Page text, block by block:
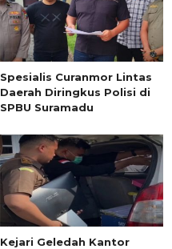
Spesialis Curanmor Lintas
Daerah Diringkus Polisi di
SPBU Suramadu
Kejari Geledah Kantor